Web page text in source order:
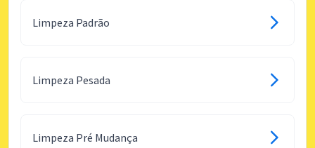
Limpeza Padrão
Limpeza Pesada
Limpeza Pré Mudança